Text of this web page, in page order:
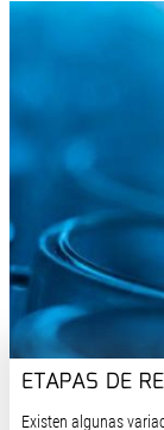
ETAPAS DE
Existen algunas